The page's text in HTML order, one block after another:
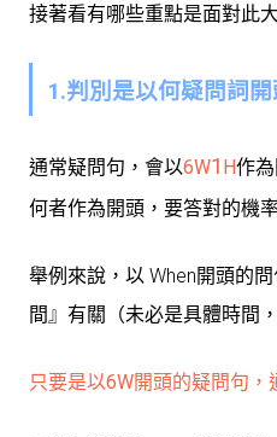
接著看有哪些重點是面對此
1.判別是以何疑問詞開
通常疑問句，會以6W1 H作
何者作為開頭，要答對的機
舉例來說，以 When開頭的
間』有關（未必是具體時間
只要是以6W開頭的疑問句，